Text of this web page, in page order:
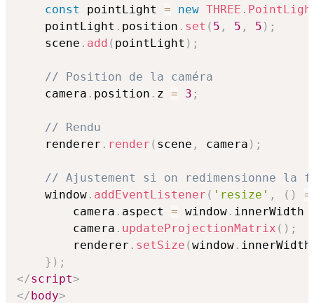
const
pointLight = new THREE .
    pointLight
. position . set ( 5 , 5 , 5 ) ;
    scene
. add ( pointLight ) ;
// Position de la caméra
    camera
. position . z = 3 ;
// Rendu
    renderer
. render ( scene , camera ) ;
// Ajustement si on redimensionne la
    window
. addEventListener ( 'resize' , ( )
        camera
. aspect = window . innerWidth
        camera
. updateProjectionMatrix ( ) ;
        renderer
. setSize (window . innerWidth
} ) ;
</script>
</body>